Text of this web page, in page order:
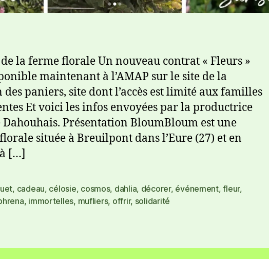
la ferme florale Un nouveau contrat « Fleurs »
maintenant à l’AMAP sur le site de la
des paniers, site dont l’accès est limité aux familles
Et voici les infos envoyées par la productrice
Présentation BloumBloum est une
située à Breuilpont dans l’Eure (27) et en
[…]
, cadeau, célosie, cosmos, dahlia, décorer, événement,fleur,
, immortelles, mufliers, offrir, solidarité